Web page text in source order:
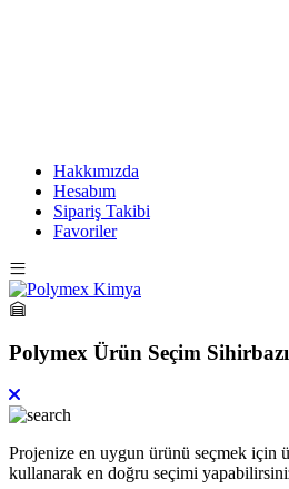
Hakkımızda
Hesabım
Sipariş Takibi
Favoriler
Polymex Ürün Seçim Sihirbazı
Projenize en uygun ürünü seçmek için
kullanarak en doğru seçimi